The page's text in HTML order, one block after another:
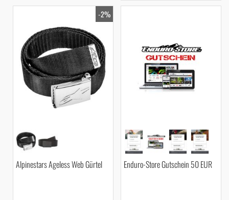
-2%
Alpinestars Ageless Web Gürtel Enduro-Store Gutschein 50 EUR